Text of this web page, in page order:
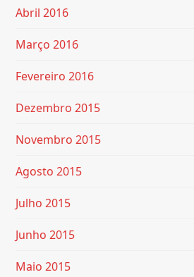
Abril 2016
Março 2016
Fevereiro 2016
Dezembro 2015
Novembro 2015
Agosto 2015
Julho 2015
Junho 2015
Maio 2015